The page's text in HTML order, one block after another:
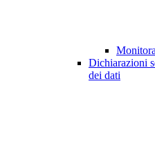
Dichiarazioni
dei dati